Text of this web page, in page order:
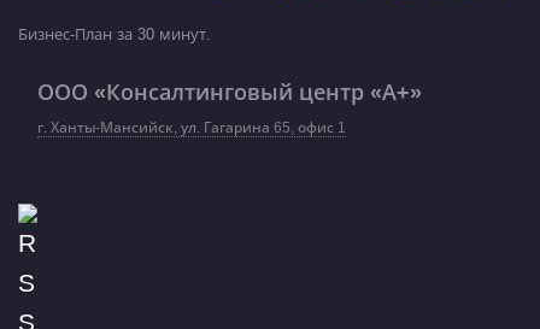
Бизнес-План за 30 минут.
ООО «Консалтинговый центр «А+»
г. Ханты-Мансийск, ул. Гагарина 65, офис 1